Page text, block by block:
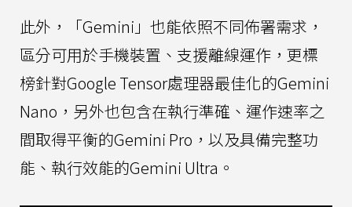
此外，「Gemini」也能依照不同佈署需求，
區分可用於手機裝置、支援離線運作，更標
榜針對Google Tensor處理器最佳化的Gemini
Nano，另外也包含在執行準確、運作速率之
間取得平衡的Gemini Pro，以及具備完整功
能、執行效能的Gemini Ultra。